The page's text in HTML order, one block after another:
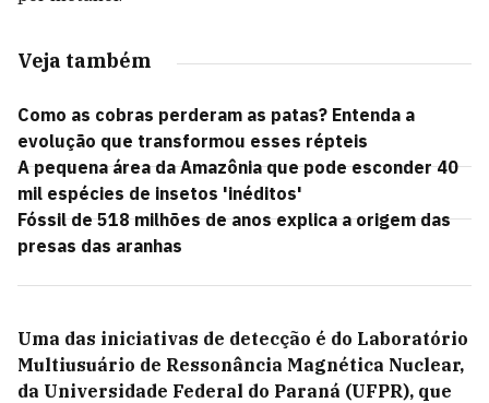
Veja também
Como as cobras perderam as patas? Entenda a
evolução que transformou esses répteis
A pequena área da Amazônia que pode esconder 40
mil espécies de insetos 'inéditos'
Fóssil de 518 milhões de anos explica a origem das
presas das aranhas
Uma das iniciativas de detecção é do Laboratório
Multiusuário de Ressonância Magnética Nuclear,
da Universidade Federal do Paraná (UFPR), que